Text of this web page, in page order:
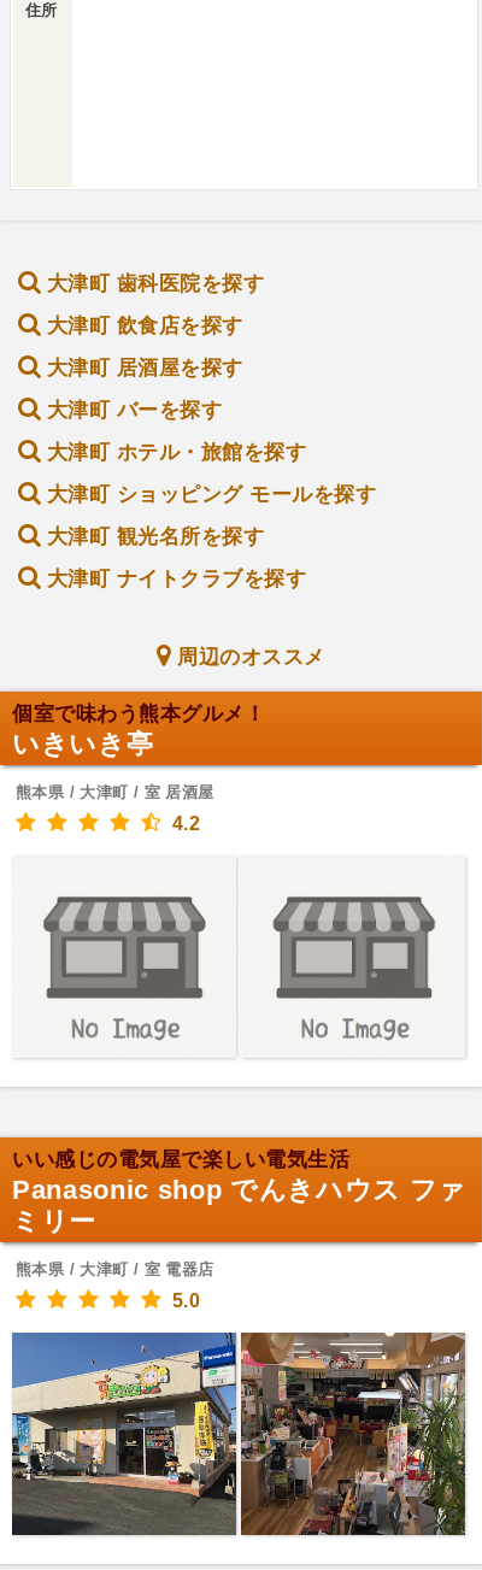
住所
大津町 歯科医院を探す
大津町 飲食店を探す
大津町 居酒屋を探す
大津町 バーを探す
大津町 ホテル・旅館を探す
大津町 ショッピング モールを探す
大津町 観光名所を探す
大津町 ナイトクラブを探す
周辺のオススメ
個室で味わう熊本グルメ！
いきいき亭
熊本県 / 大津町 / 室 居酒屋
4.2
いい感じの電気屋で楽しい電気生活
Panasonic shop でんきハウス ファ
ミリー
熊本県 / 大津町 / 室 電器店
5.0